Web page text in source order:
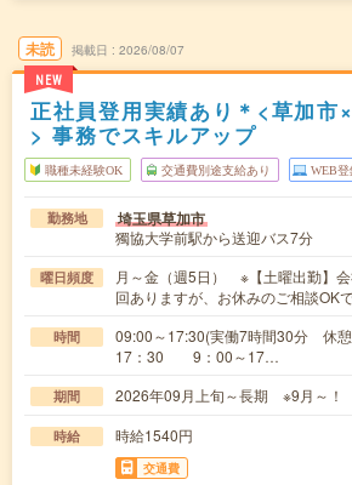
未読
NEW
掲載日 2026/08/07
正社員登用実績あり＊<草加市
> 事務でスキルアップ
職種未経験OK 交通費別途支給あり WEB登
勤務地 埼玉県草加市
獨協大学前駅から送迎バス7分
曜日頻度
月～金（週5日） ※【土曜出勤】
回ありますが、お休みのご相談OK
時間
09:00～17:30(実働7時間30分 休
17：30 9：00～17…
期間 2026年09月上旬～長期 ※9月～！
時給 時給1540円
交通費